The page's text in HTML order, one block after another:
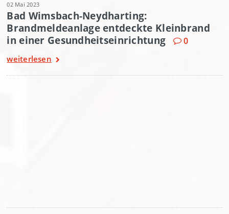
02 Mai 2023
Bad Wimsbach-Neydharting:
Brandmeldeanlage entdeckte Kleinbrand
in einer Gesundheitseinrichtung
0
weiterlesen